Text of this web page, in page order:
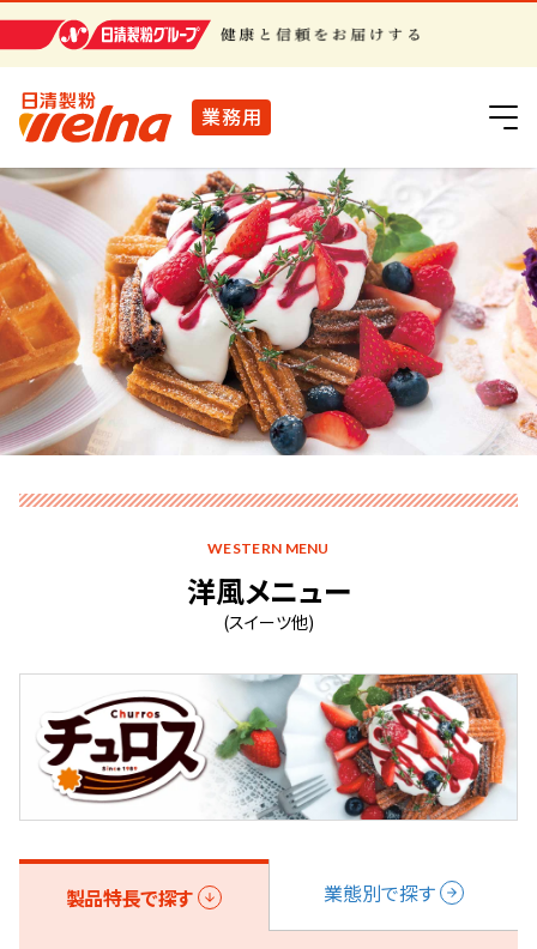
業務用
日清製粉グループ
WESTERN MENU
洋風メニュー
(スイーツ他)
製品特長で探す 業態別で探す